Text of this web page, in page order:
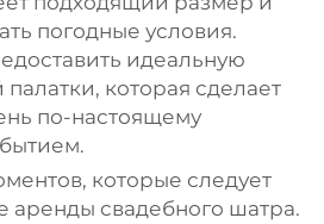
погодные условия.
идеальную
которая сделает
по-настоящему
которые следует
аренды свадебного шатра.